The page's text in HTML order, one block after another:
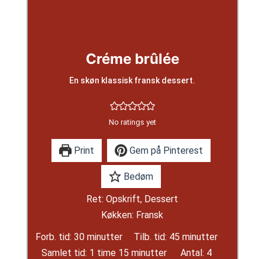
Créme brûlée
En skøn klassisk fransk dessert.
No ratings yet
Print Gem på Pinterest
Bedøm
Ret:Opskrift, Dessert
Køkken: Fransk
Forb. tid:30minutter
minutter Tilb. tid: 45 minutter
minutter
Samlet tid: 1 time
time 15 minutter
minutter Antal: 4